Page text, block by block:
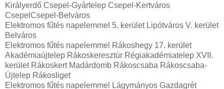
Királyerdő Csepel-Gyártelep Csepel-Kertváros
CsepelCsepel-Belváros
Elektromos fűtés napelemmel 5. kerület Lipótváros V. kerület
Belváros
Elektromos fűtés napelemmel Rákoshegy 17. kerület
Akadémiaújtelep Rákoskeresztúr Régiakadémiatelep XVII.
kerület Rákoskert Madárdomb Rákoscsaba Rákoscsaba-
Újtelep Rákosliget
Elektromos fűtés napelemmel Lágymányos Gazdagrét